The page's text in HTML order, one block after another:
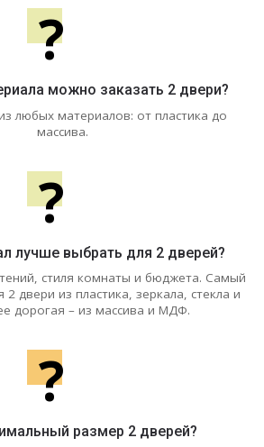
?
можно заказать 2 двери?
любых материалов: от пластика до
массива.
?
лучше выбрать для 2 дверей?
стиля комнаты и бюджета. Самый
2 двери из пластика, зеркала, стекла и
дорогая – из массива и МДФ.
?
размер 2 дверей?